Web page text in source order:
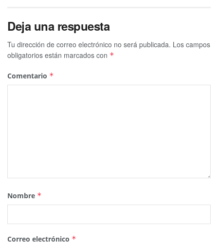
Deja una respuesta
Tu dirección de correo electrónico no será publicada. Los campos
obligatorios están marcados con *
Comentario *
Nombre *
Correo electrónico *